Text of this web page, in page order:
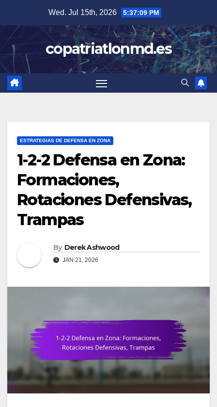
content
Wed. Jul 15th, 2026 5:37:10 PM
copatriatlonmd.es
ESTRATEGIAS DE DEFENSA EN ZONA
1-2-2 Defensa en Zona:
Formaciones,
Rotaciones Defensivas,
Trampas
By Derek Ashwood
JAN 21, 2026